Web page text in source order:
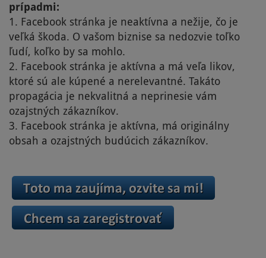
prípadmi:
1. Facebook stránka je neaktívna a nežije, čo je
veľká škoda. O vašom biznise sa nedozvie toľko
ľudí, koľko by sa mohlo.
2. Facebook stránka je aktívna a má veľa likov,
ktoré sú ale kúpené a nerelevantné. Takáto
propagácia je nekvalitná a neprinesie vám
ozajstných zákazníkov.
3. Facebook stránka je aktívna, má originálny
obsah a ozajstných budúcich zákazníkov.